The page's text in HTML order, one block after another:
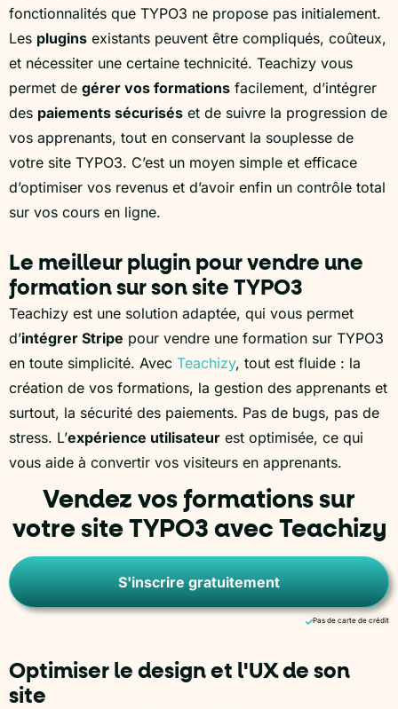
fonctionnalités que TYPO3 ne propose pas initialement.
Les plugins existants peuvent être compliqués, coûteux,
et nécessiter une certaine technicité. Teachizy vous
permet de gérer vos formations facilement, d’intégrer
des paiements sécurisés et de suivre la progression de
vos apprenants, tout en conservant la souplesse de
votre site TYPO3. C’est un moyen simple et efficace
d’optimiser vos revenus et d’avoir enfin un contrôle total
sur vos cours en ligne.
Le meilleur plugin pour vendre une
formation sur son site TYPO3
Teachizy est une solution adaptée, qui vous permet
d’intégrer Stripe pour vendre une formation sur TYPO3
en toute simplicité. Avec Teachizy, tout est fluide : la
création de vos formations, la gestion des apprenants et
surtout, la sécurité des paiements. Pas de bugs, pas de
stress. L’expérience utilisateur est optimisée, ce qui
vous aide à convertir vos visiteurs en apprenants.
Vendez vos formations sur
votre site TYPO3 avec Teachizy
S'inscrire gratuitement
Pas de carte de crédit
Optimiser le design et l'UX de son
site